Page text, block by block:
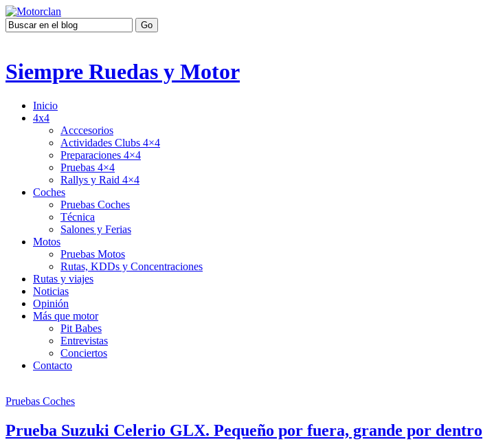
Siempre Ruedas y Motor
Inicio
4x4
Acccesorios
Actividades Clubs 4×4
Preparaciones 4×4
Pruebas 4×4
Rallys y Raid 4×4
Coches
Pruebas Coches
Técnica
Salones y Ferias
Motos
Pruebas Motos
Rutas, KDDs y Concentraciones
Rutas y viajes
Noticias
Opinión
Más que motor
Pit Babes
Entrevistas
Conciertos
Contacto
Pruebas Coches
Prueba Suzuki Celerio GLX. Pequeño por fuera, grande por dentro